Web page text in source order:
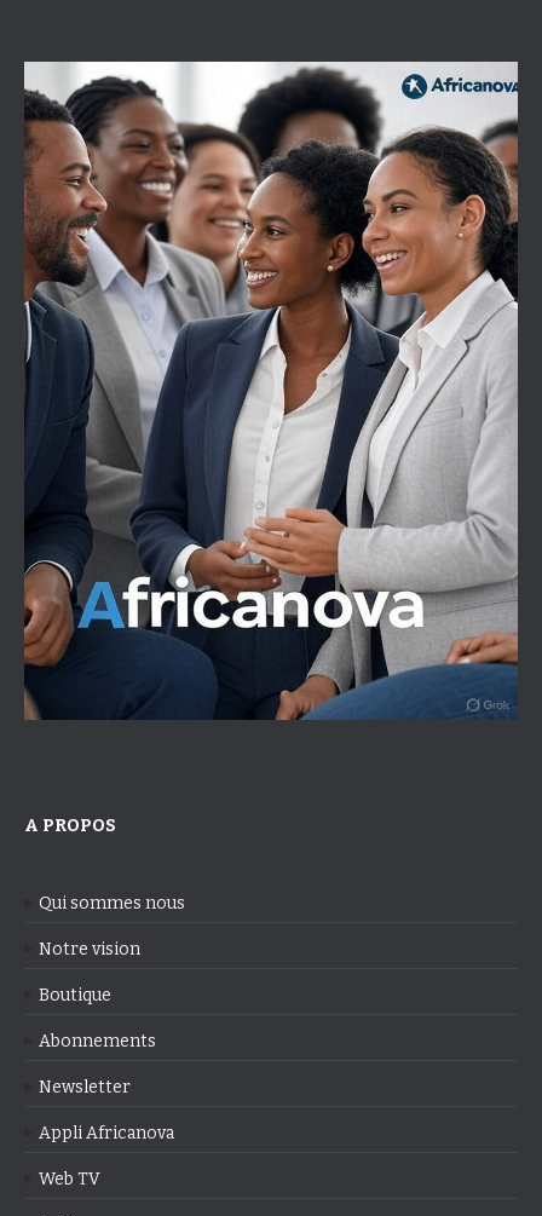
A PROPOS
Qui sommes nous
Notre vision
Boutique
Abonnements
Newsletter
Appli Africanova
Web TV